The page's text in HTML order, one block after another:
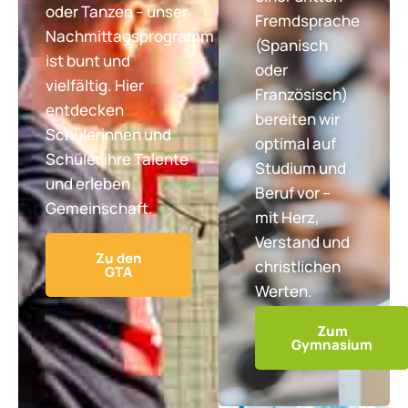
oder Tanzen – unser
Nachmittagsprogramm
ist bunt und
vielfältig. Hier
entdecken
Schülerinnen und
Schüler ihre Talente
und erleben
Gemeinschaft.
Zu den
GTA
Fremdsprache
(Spanisch
oder
Französisch)
bereiten wir
optimal auf
Studium und
Beruf vor –
mit Herz,
Verstand und
christlichen
Werten.
Zum
Gymnasium